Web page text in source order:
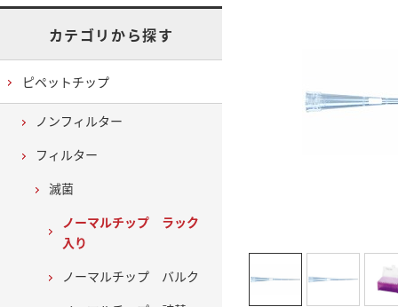
カテゴリから探す
ピペットチップ
ノンフィルター
フィルター
滅菌
ノーマルチップ ラック
入り
ノーマルチップ バルク